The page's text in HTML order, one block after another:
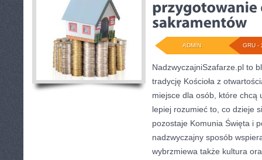
GRU -
ADMIN
NadzwyczajniSzafarze.pl to
tradycję Kościoła z
miejsce dla osób, które chcą
lepiej rozumieć to, co dzieje
pozostaje Komunia Święta i
nadzwyczajny sposób
wybrzmiewa także kultura